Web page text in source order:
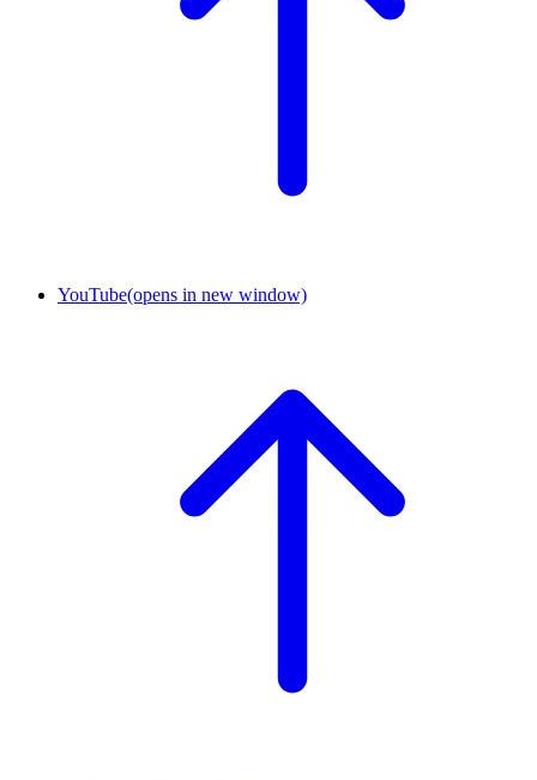
YouTube(opens in new window)